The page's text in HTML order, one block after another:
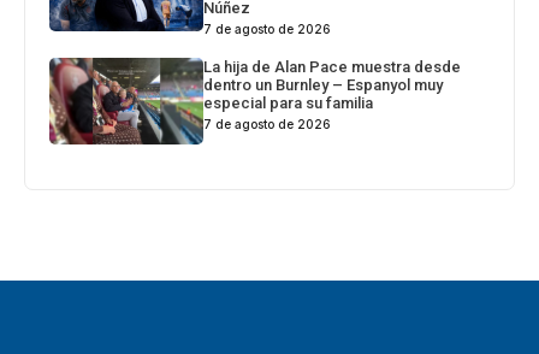
Núñez
7 de agosto de 2026
La hija de Alan Pace muestra desde
dentro un Burnley – Espanyol muy
especial para su familia
7 de agosto de 2026